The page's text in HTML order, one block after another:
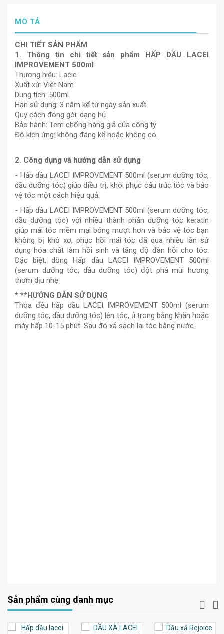
MÔ TẢ
CHI TIẾT SẢN PHẨM
1. Thông tin chi tiết sản phẩm HẤP DẦU LACEI
IMPROVEMENT 500ml
Thương hiệu: Lacie
Xuất xứ: Việt Nam
Dung tích: 500ml
Hạn sử dụng: 3 năm kể từ ngày sản xuất
Quy cách đóng gói: dạng hủ
Bảo hành: Tem chống hàng giả của công ty
Độ kích ứng: không đáng kể hoặc không có.
2. Công dụng và hướng dẫn sử dụng
- Hấp dầu LACEI IMPROVEMENT 500ml (serum dưỡng tóc,
dầu dưỡng tóc) giúp điều trị, khôi phục cấu trúc tóc và bảo
vệ tóc một cách hiệu quả.
- Hấp dầu LACEI IMPROVEMENT 500ml (serum dưỡng tóc,
dầu dưỡng tóc) với nhiều thành phần dưỡng tóc keratin
giúp mái tóc mềm mại bóng mượt hơn và bảo vệ tóc bạn
không bị khô xơ, phục hồi mái tóc đã qua nhiều lần sử
dụng hóa chất làm hồi sinh và tăng độ đàn hồi cho tóc.
Đặc biệt, dòng Hấp dầu LACEI IMPROVEMENT 500ml
(serum dưỡng tóc, dầu dưỡng tóc) đột phá mùi hương
thơm dịu nhẹ
* **HƯỚNG DẪN SỬ DỤNG
Thoa đều hấp dầu LACEI IMPROVEMENT 500ml (serum
dưỡng tóc, dầu dưỡng tóc) lên tóc, ủ trong bằng khăn hoặc
máy hấp 10-15 phút. Sau đó xả sạch lại tóc bằng nước.
Sản phẩm cùng danh mục